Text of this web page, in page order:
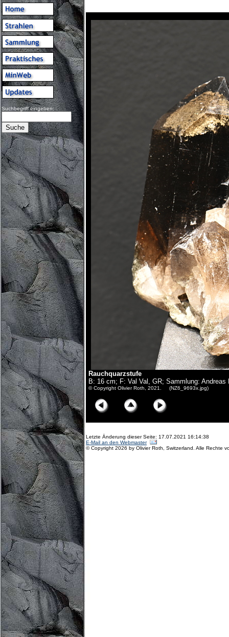
Suchbegriff eingeben:
Rauchquarzstufe
B: 16 cm; F: Val Val, GR; Sammlung: Andreas
© Copyright Olivier Roth, 2021. (NZ6_9693x.jpg)
Letzte Änderung dieser Seite: 17.07.2021 16:14:38
E-Mail an den Webmaster
© Copyright 2026 by Olivier Roth, Switzerland. Alle Rechte